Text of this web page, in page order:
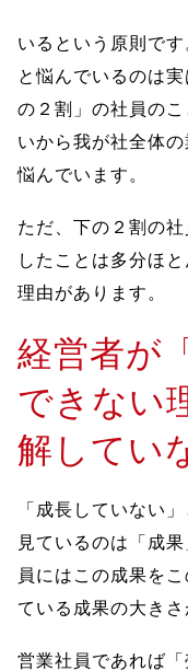
いるという原則で
と悩んでいるのは
の２割」の社員の
いから我が社全体
悩んでいます。
ただ、下の２割の
したことは多分ほ
理由があります。
経営者が
できない
解してい
「成長していない
見ているのは「成
員にはこの成果を
ている成果の大きさ
営業社員であれば